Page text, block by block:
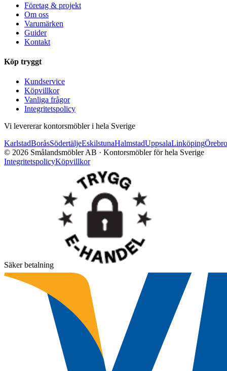
Företag & projekt
Om oss
Varumärken
Guider
Kontakt
Köp tryggt
Kundservice
Köpvillkor
Vanliga frågor
Integritetspolicy
Vi levererar kontorsmöbler i hela Sverige
KarlstadBoråsSödertäljeEskilstunaHalmstadUppsalaLinköpingÖrebro
© 2026 Smålandsmöbler AB · Kontorsmöbler för hela Sverige
IntegritetspolicyKöpvillkor
Säker betalning